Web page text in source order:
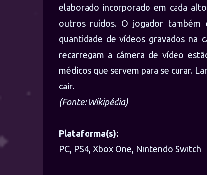
elaborado incorporado em cada
outros ruídos. O jogador também
quantidade de vídeos gravados na
recarregam a câmera de vídeo
médicos que servem para se curar.
cair.
(Fonte: Wikipédia)
Plataforma(s):
PC, PS4, Xbox One, Nintendo Switch